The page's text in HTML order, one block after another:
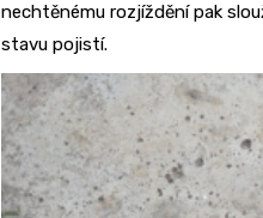
nechtěnému rozjíždění pak
stavu pojistí.